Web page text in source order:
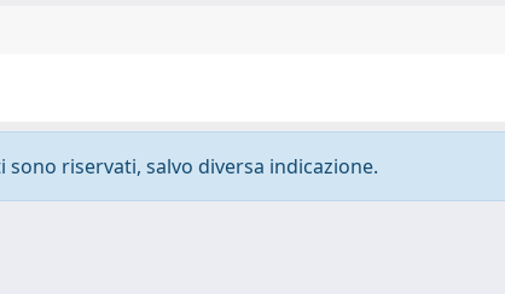
riservati, salvo diversa indicazione.